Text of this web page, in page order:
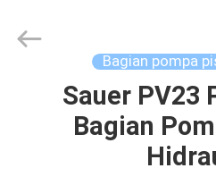
RUMAH
Power
Co.,Ltd.
Bagian pompa
Sauer PV23
Bagian